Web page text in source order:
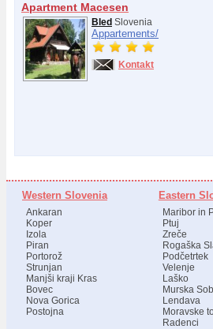
Apartment Macesen
Bled Slovenia
Appartements/
Kontakt
Western Slovenia
Ankaran
Koper
Izola
Piran
Portorož
Strunjan
Manjši kraji Kras
Bovec
Nova Gorica
Postojna
Eastern
Maribor in
Ptuj
Zreče
Rogaška
Podčetrtek
Velenje
Laško
Murska
Lendava
Moravske
Radenci